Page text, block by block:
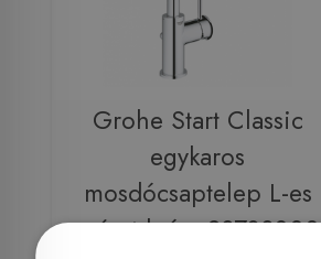
Grohe Start Classic
egykaros
mosdócsaptelep L-es
méret króm 23783000